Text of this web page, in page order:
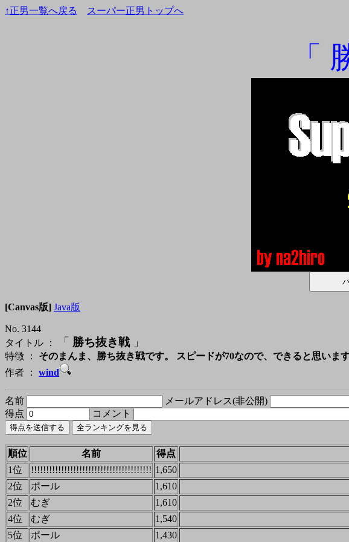
↑正男一覧へ戻る スーパー正男トップへ
「
[Canvas版] Java版
No. 3144
タイトル ：
「 勝ち抜き戦」
特徴 ： そのまんま、勝ち抜き戦です。 スピードが70なので、できると思いま
作者 ： wind
名前 メールアドレス(非公開)
得点
コメント
順位 名前 得点
1位
!!!!!!!!!!!!!!!!!!!!!!!!!!!!!!!!!!!!!!!! 1,650
2位
ポール 1,610
2位
むぎ 1,610
4位
むぎ 1,540
5位
ポール 1,430